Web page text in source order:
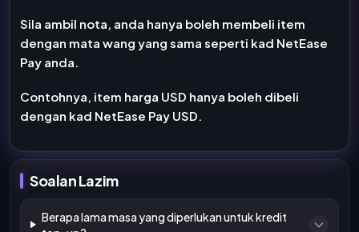
Sila ambil nota, anda hanya boleh membeli item
dengan mata wang yang sama seperti kad NetEase
Pay anda.
Contohnya, item harga USD hanya boleh dibeli
dengan kad NetEase Pay USD.
Soalan Lazim
Berapa lama masa yang diperlukan untuk kredit